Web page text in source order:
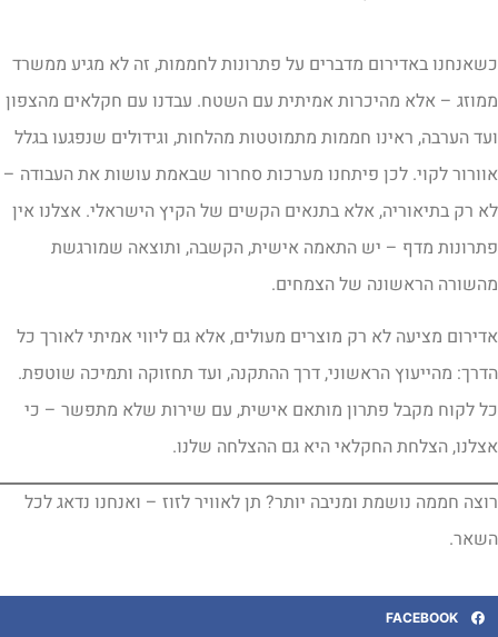
באדירום מדברים על פתרונות לחממות, זה לא מגיע ממשרד
– אלא מהיכרות אמיתית עם השטח. עבדנו עם חקלאים מהצפון
הערבה, ראינו חממות מתמוטטות מהלחות, וגידולים שנפגעו בגלל
לקוי. לכן פיתחנו מערכות סחרור שבאמת עושות את העבודה –
רק בתיאוריה, אלא בתנאים הקשים של הקיץ הישראלי. אצלנו אין
מדף – יש התאמה אישית, הקשבה, ותוצאה שמורגשת
הראשונה של הצמחים.
מציעה לא רק מוצרים מעולים, אלא גם ליווי אמיתי לאורך כל
מהייעוץ הראשוני, דרך ההתקנה, ועד תחזוקה ותמיכה שוטפת.
לקוח מקבל פתרון מותאם אישית, עם שירות שלא מתפשר – כי
הצלחת החקלאי היא גם ההצלחה שלנו.
חממה נושמת ומניבה יותר? תן לאוויר לזוז – ואנחנו נדאג לכל
FACEBOOK